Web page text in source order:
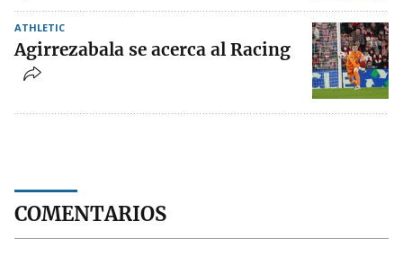
ATHLETIC
Agirrezabala se acerca al Racing
COMENTARIOS